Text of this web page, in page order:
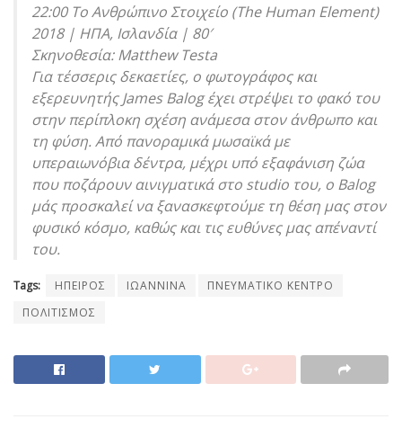
22:00 Το Ανθρώπινο Στοιχείο (The Human Element)
2018 | ΗΠΑ, Ισλανδία | 80′
Σκηνοθεσία: Matthew Testa
Για τέσσερις δεκαετίες, ο φωτογράφος και
εξερευνητής James Balog έχει στρέψει το φακό του
στην περίπλοκη σχέση ανάμεσα στον άνθρωπο και
τη φύση. Από πανοραμικά μωσαϊκά με
υπεραιωνόβια δέντρα, μέχρι υπό εξαφάνιση ζώα
που ποζάρουν αινιγματικά στο studio του, ο Balog
μάς προσκαλεί να ξανασκεφτούμε τη θέση μας στον
φυσικό κόσμο, καθώς και τις ευθύνες μας απέναντί
του.
Tags: ΗΠΕΙΡΟΣ ΙΩΑΝΝΙΝΑ
ΠΝΕΥΜΑΤΙΚΟ ΚΕΝΤΡΟ
ΠΟΛΙΤΙΣΜΟΣ